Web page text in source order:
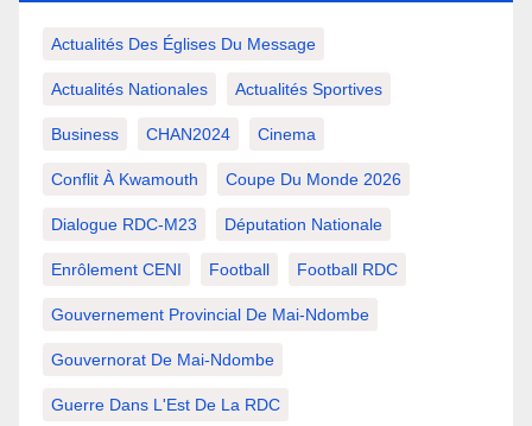
Actualités Des Églises Du Message
Actualités Nationales Actualités Sportives
Business CHAN2024 Cinema
Conflit À Kwamouth Coupe Du Monde 2026
Dialogue RDC-M23 Députation Nationale
Enrôlement CENI Football Football RDC
Gouvernement Provincial De Mai-Ndombe
Gouvernorat De Mai-Ndombe
Guerre Dans L'Est De La RDC